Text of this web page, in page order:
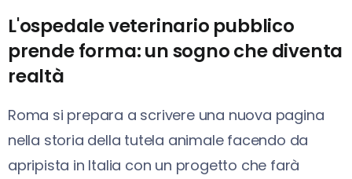
L'ospedale veterinario pubblico
prende forma: un sogno che diventa
realtà
Roma si prepara a scrivere una nuova pagina
nella storia della tutela animale facendo da
apripista in Italia con un progetto che farà